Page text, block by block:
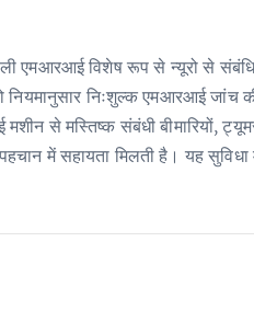
एमआरआई विशेष रूप से न्यूरो से
नियमानुसार निःशुल्क एमआरआई जांच
से मस्तिष्क संबंधी बीमारियों,
में सहायता मिलती है। यह